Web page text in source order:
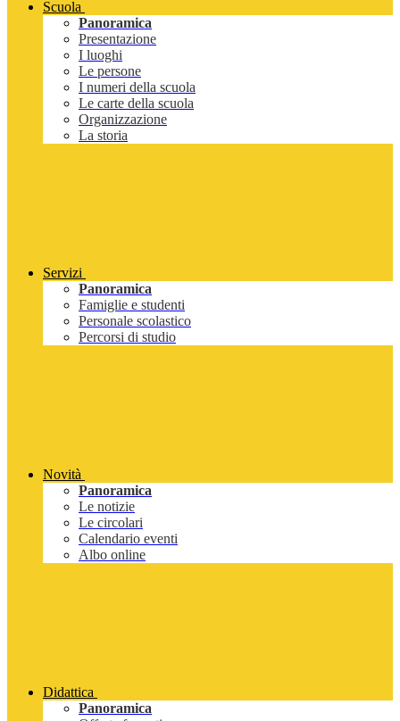
Scuola
Panoramica
Presentazione
I luoghi
Le persone
I numeri della scuola
Le carte della scuola
Organizzazione
La storia
Servizi
Panoramica
Famiglie e studenti
Personale scolastico
Percorsi di studio
Novità
Panoramica
Le notizie
Le circolari
Calendario eventi
Albo online
Didattica
Panoramica